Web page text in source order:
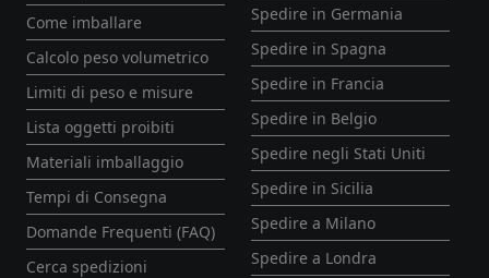
Come imballare
Calcolo peso volumetrico
Limiti di peso e misure
Lista oggetti proibiti
Materiali imballaggio
Tempi di Consegna
Domande Frequenti (FAQ)
Cerca spedizioni
Spedire in Germania
Spedire in Spagna
Spedire in Francia
Spedire in Belgio
Spedire negli Stati Uniti
Spedire in Sicilia
Spedire a Milano
Spedire a Londra